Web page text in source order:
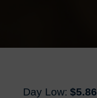
Day Low: $5.86